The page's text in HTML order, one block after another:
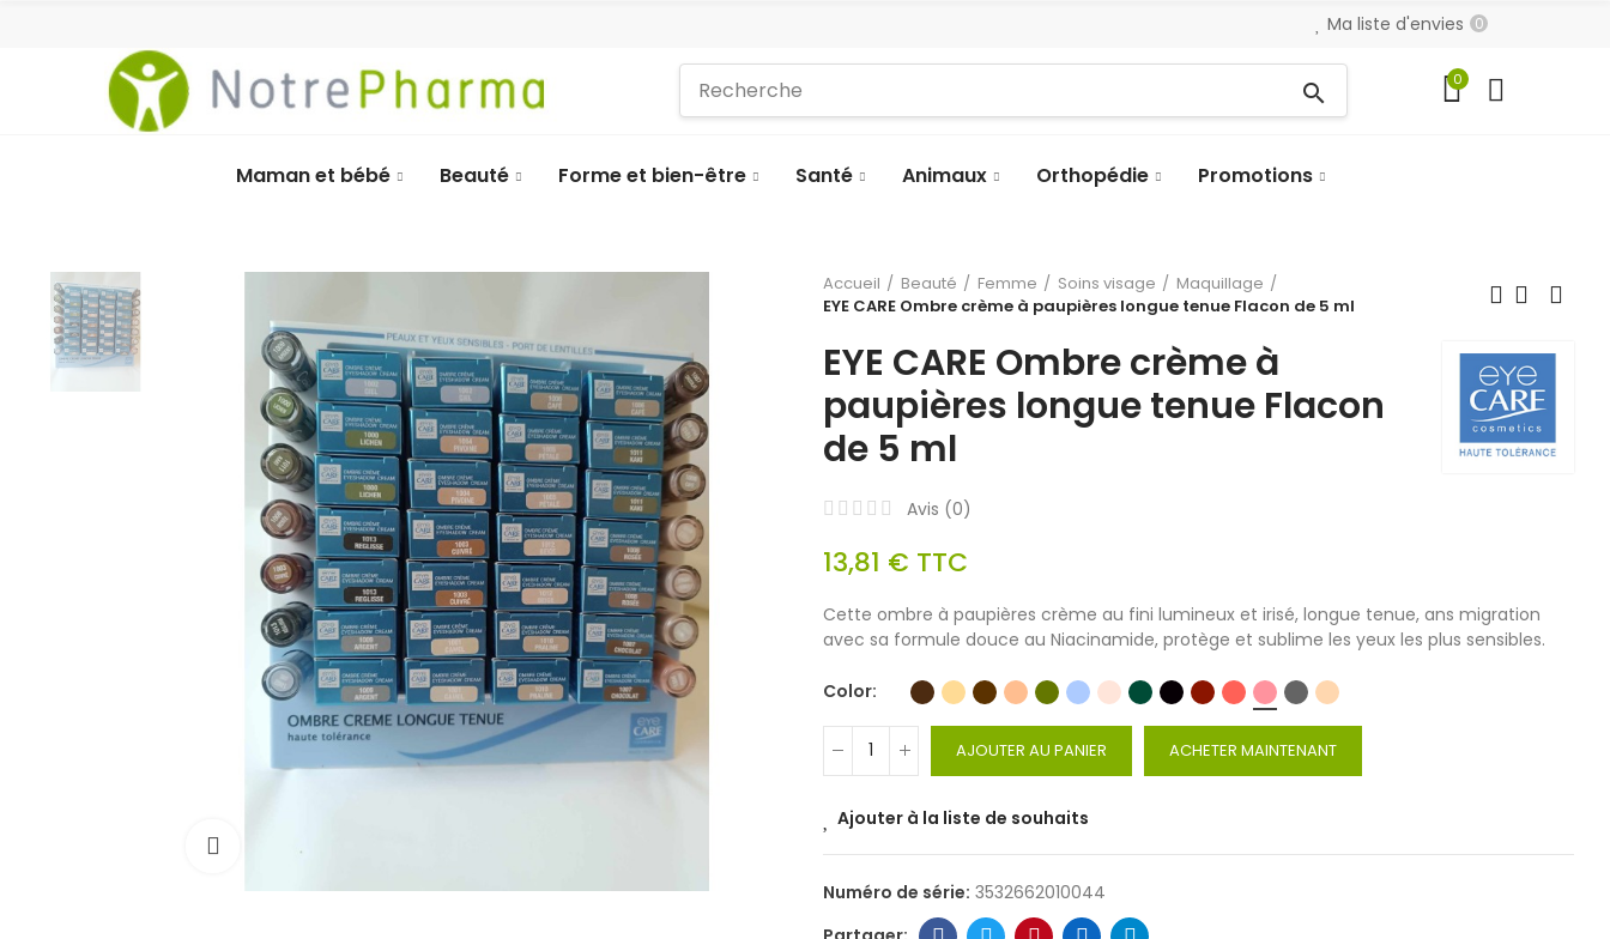
Ma liste d'envies 0
search 0
Maman et bébé Beauté Forme et bien-être Santé Animaux Orthopédie Promotions
Cliquez pour agrandir
Accueil Beauté Femme Soins visage
Maquillage
EYE CARE Ombre crème à paupières longue tenue Flacon de 5 ml
EYE CARE Ombre crème à
paupières longue tenue Flacon
de 5 ml
Avis (0)
13,81 € TTC
Cette ombre à paupières crème au fini lumineux et irisé, longue tenue, ans migration
avec sa formule douce au Niacinamide, protège et sublime les yeux les plus sensibles.
Color
AJOUTER AU PANIER ACHETER MAINTENANT
Ajouter à la liste de souhaits
Numéro de série: 3532662010044